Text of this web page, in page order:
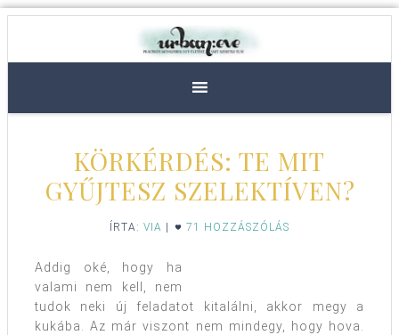
KÖRKÉRDÉS: TE MIT
GYŰJTESZ SZELEKTÍVEN?
ÍRTA: VIA 71 HOZZÁSZÓLÁS
Addig oké, hogy ha
valami nem kell, nem
tudok neki új feladatot kitalálni, akkor megy a
kukába. Az már viszont nem mindegy, hogy hova.